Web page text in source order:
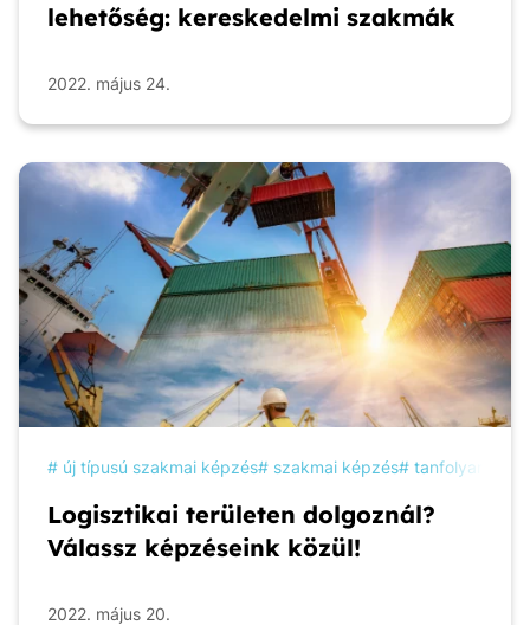
lehetőség: kereskedelmi szakmák
2022. május 24.
új típusú szakmai képzés szakmai képzés tanfolyam
Logisztikai területen dolgoznál?
Válassz képzéseink közül!
2022. május 20.